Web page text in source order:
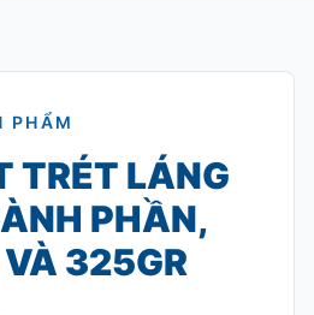
PHẨM
TRÉT LÁNG
PHẦN,
VÀ 325GR